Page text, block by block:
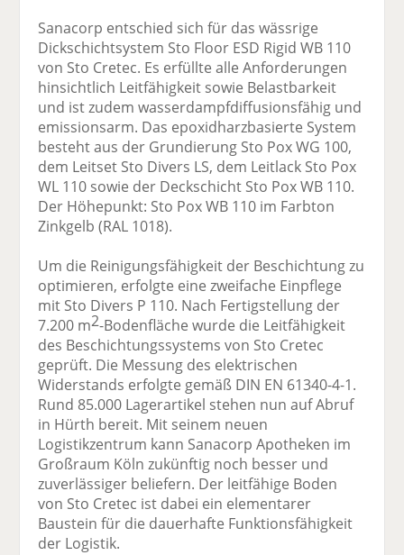
Sanacorp entschied sich für das wässrige
Dickschichtsystem Sto Floor ESD Rigid WB 110
von Sto Cretec. Es erfüllte alle Anforderungen
hinsichtlich Leitfähigkeit sowie Belastbarkeit
und ist zudem wasserdampfdiffusionsfähig und
emissionsarm. Das epoxidharzbasierte System
besteht aus der Grundierung Sto Pox WG 100,
dem Leitset Sto Divers LS, dem Leitlack Sto Pox
WL 110 sowie der Deckschicht Sto Pox WB 110.
Der Höhepunkt: Sto Pox WB 110 im Farbton
Zinkgelb (RAL 1018).
Um die Reinigungsfähigkeit der Beschichtung zu
optimieren, erfolgte eine zweifache Einpflege
mit Sto Divers P 110. Nach Fertigstellung der
7.200 m2-Bodenfläche wurde die Leitfähigkeit
des Beschichtungssystems von Sto Cretec
geprüft. Die Messung des elektrischen
Widerstands erfolgte gemäß DIN EN 61340-4-1.
Rund 85.000 Lagerartikel stehen nun auf Abruf
in Hürth bereit. Mit seinem neuen
Logistikzentrum kann Sanacorp Apotheken im
Großraum Köln zukünftig noch besser und
zuverlässiger beliefern. Der leitfähige Boden
von Sto Cretec ist dabei ein elementarer
Baustein für die dauerhafte Funktionsfähigkeit
der Logistik.